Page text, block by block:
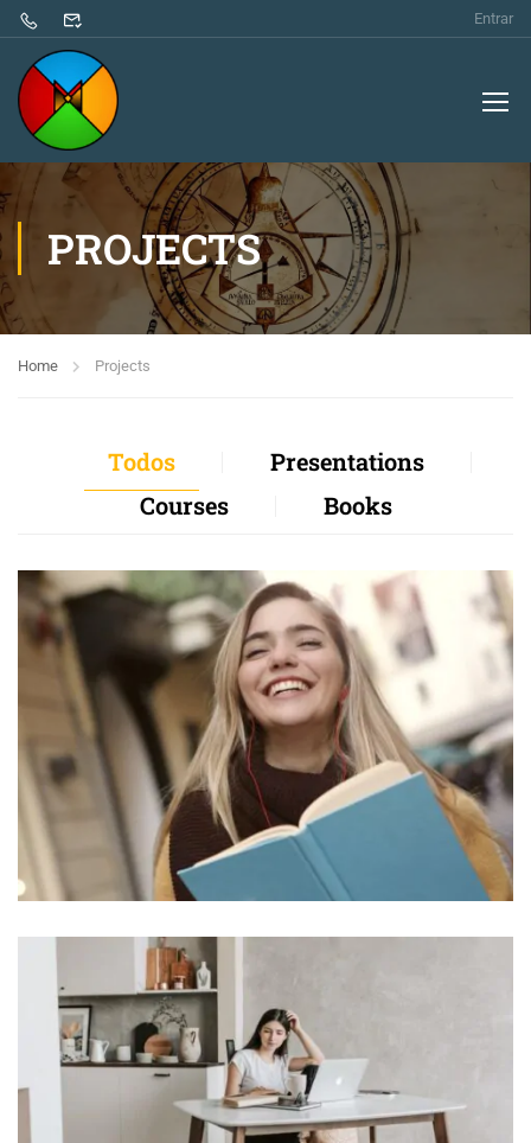
Entrar
PROJECTS
Home Projects
Todos
Presentations
Courses
Books